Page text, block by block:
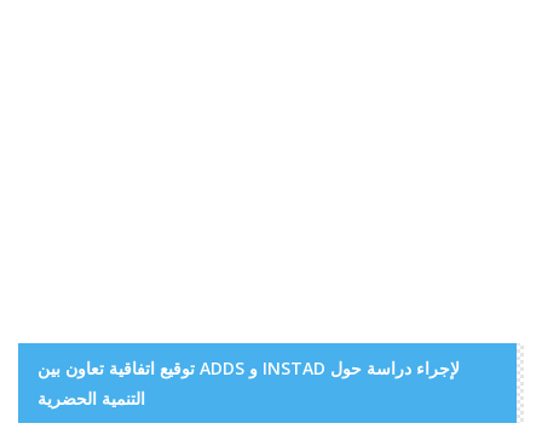
توقيع اتفاقية تعاون بين ADDS و INSTAD لإجراء دراسة حول
التنمية الحضرية